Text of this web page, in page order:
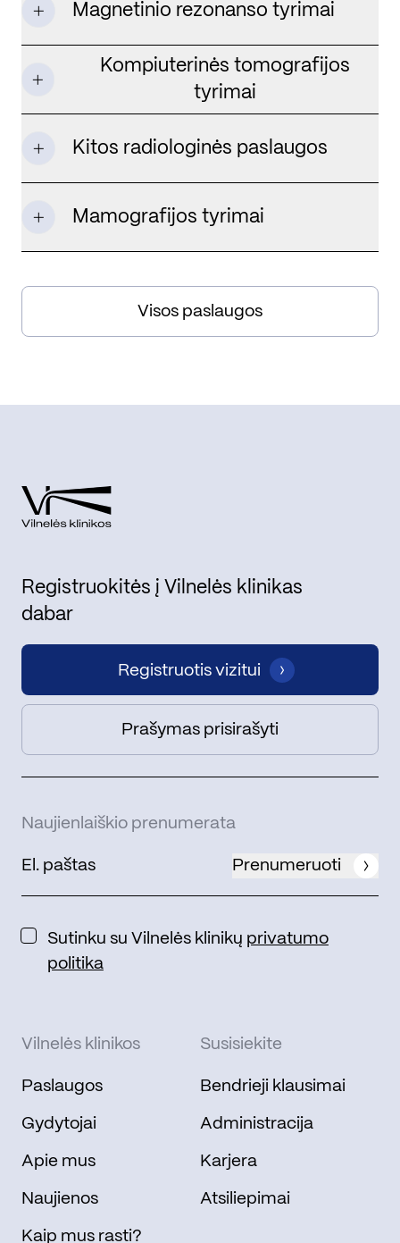
Magnetinio rezonanso tyrimai
Kompiuterinės tomografijos
tyrimai
Kitos radiologinės paslaugos
Mamografijos tyrimai
Visos paslaugos
Registruokitės į Vilnelės klinikas
dabar
Registruotis vizitui
Prašymas prisirašyti
Naujienlaiškio prenumerata
Prenumeruoti
Sutinku su Vilnelės klinikų privatumo
politika
Vilnelės klinikos
Paslaugos
Gydytojai
Apie mus
Naujienos
Kaip mus rasti?
Susisiekite
Bendrieji klausimai
Administracija
Karjera
Atsiliepimai